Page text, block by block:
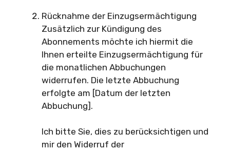
Rücknahme der Einzugsermächtigung
Zusätzlich zur Kündigung des
Abonnements möchte ich hiermit die
Ihnen erteilte Einzugsermächtigung für
die monatlichen Abbuchungen
widerrufen. Die letzte Abbuchung
erfolgte am [Datum der letzten
Abbuchung].
Ich bitte Sie, dies zu berücksichtigen und
mir den Widerruf der